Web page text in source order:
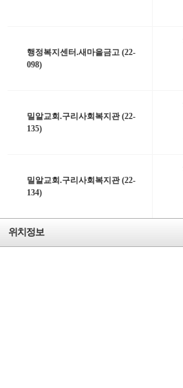
마을
일반
행정복지센터.새마을금고 (22-
098)
밀알교회.구리사회복지관 (22-
135)
밀알교회.구리사회복지관 (22-
134)
위치정보